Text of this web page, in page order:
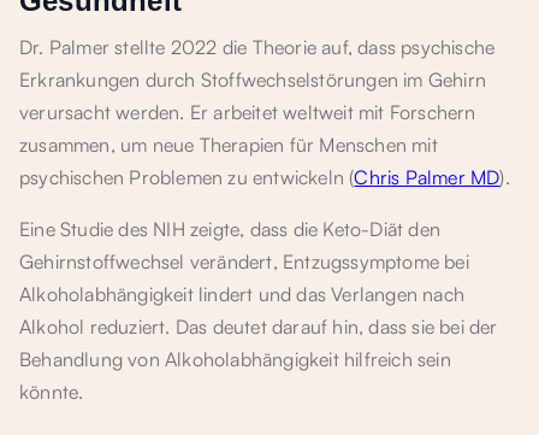
Dr. Palmer stellte 2022 die Theorie auf, dass psychische
Erkrankungen durch Stoffwechselstörungen im Gehirn
verursacht werden. Er arbeitet weltweit mit Forschern
zusammen, um neue Therapien für Menschen mit
psychischen Problemen zu entwickeln (Chris Palmer MD).
Eine Studie des NIH zeigte, dass die Keto-Diät den
Gehirnstoffwechsel verändert, Entzugssymptome bei
Alkoholabhängigkeit lindert und das Verlangen nach
Alkohol reduziert. Das deutet darauf hin, dass sie bei der
Behandlung von Alkoholabhängigkeit hilfreich sein
könnte.